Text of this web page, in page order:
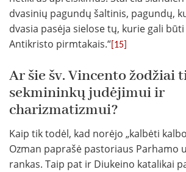
dvasinių pagundų šaltinis, pagundų,
dvasia pasėja sielose tų, kurie gali
Antikristo pirmtakais.“ [15]
Ar šie šv. Vincento žodžiai
sekmininkų judėjimui ir
charizmatizmui?
Kaip tik todėl, kad norėjo „kalbėti
Ozman paprašė pastoriaus Parhamo
rankas. Taip pat ir Diukeino katalikai